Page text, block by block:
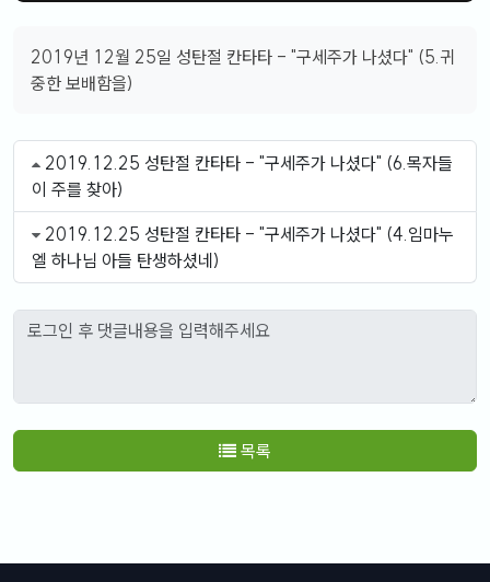
2019년 12월 25일 성탄절 칸타타 - "구세주가 나셨다" (5.귀
중한 보배함을)
2019.12.25 성탄절 칸타타 - "구세주가 나셨다" (6.목자들
이 주를 찾아)
2019.12.25 성탄절 칸타타 - "구세주가 나셨다" (4.임마누
엘 하나님 아들 탄생하셨네)
목록